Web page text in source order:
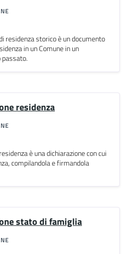
residenza storico è un documento
in un Comune in un
residenza
è una dichiarazione con cui
compilandola e firmandola
stato di famiglia